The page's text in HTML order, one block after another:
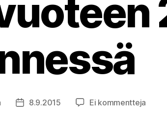
Julkaisupäivämäärä
8.9.2015 Ei kommentteja